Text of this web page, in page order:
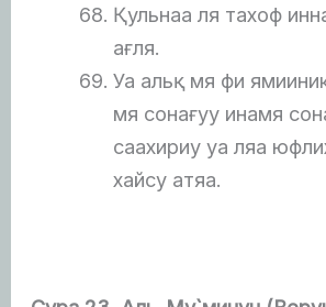
Қульнаа ля тахоф
ағля.
Уа альқ мя фи
мя сонағуу инамя
саахириу уа ляа
хайсу атяа.